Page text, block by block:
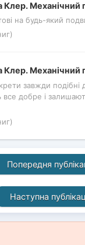
Клер. Механічний
на будь-який
Клер. Механічний
завжди подібні
все добре і
Попередня
Наступна